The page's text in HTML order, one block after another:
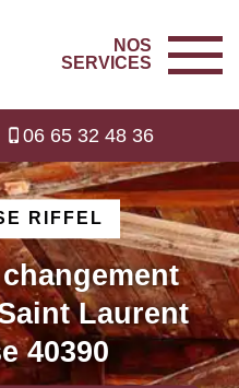
NOS
SERVICES
06 65 32 48 36
RIFFEL
Laurent
40390